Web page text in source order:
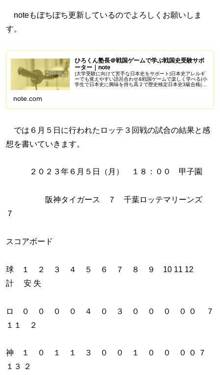
noteもぼちぼち更新しているのでよろしくお願いしま
す。
ひろくん塾長＠戦国ゲームで学ぶ戦国史受験サポ
ーター｜note
|大学受験に向けて苦手な日本史をサポート|日本史アレルギ
ーでも覚えやすい語呂合わせ&戦国ゲームで楽しく学べる|小
学生で日本史に興味を持ち高２で歴史検定日本史3級合格|苦
note.com
では６月５日に行われたロッテ３回戦の試合の結果と感
想を書いていきます。
２０２３年６月５日（月） １８：００ 甲子園
阪神タイガース ７ 千葉ロッテマリーンズ
７
スコアボード
球 １ ２ ３ ４ ５ ６ ７ ８ ９ 10 11 12
計 安 失
ロ ０ ０ ０ ０ ４ ０ ３ ０ ０ ０ ０ ０ ７
１１ ２
神 １ ０ １ １ ３ ０ ０ １ ０ ０ ０ ０ ７
１３ ２